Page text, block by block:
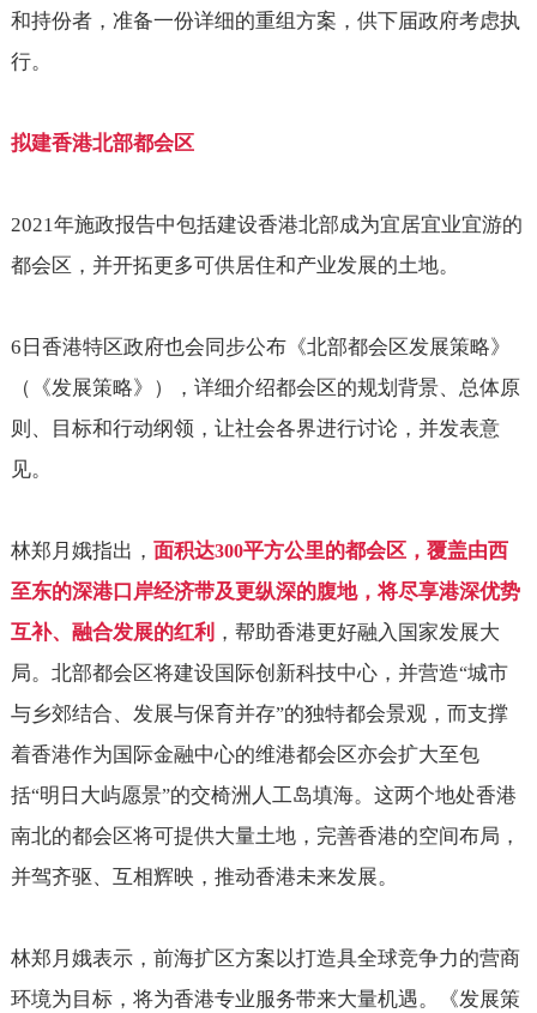
和持份者，准备一份详细的重组方案，供下届政府考虑执
行。
拟建香港北部都会区
2021年施政报告中包括建设香港北部成为宜居宜业宜游的
都会区，并开拓更多可供居住和产业发展的土地。
6 日香港特区政府也会同步公布《北部都会区发展策略》
（《发展策略》），详细介绍都会区的规划背景、总体原
则、目标和行动纲领，让社会各界进行讨论，并发表意
见。
林郑月娥指出， 面积达300平方公里的都会区，覆盖由西
至东的深港口岸经济带及更纵深的腹地，将尽享港深优势
互补、融合发展的红利 ，帮助香港更好融入国家发展大
局。北部都会区将建设国际创新科技中心，并营造“城市
与乡郊结合、发展与保育并存”的独特都会景观，而支撑
着香港作为国际金融中心的维港都会区亦会扩大至包
括“明日大屿愿景”的交椅洲人工岛填海。这两个地处香港
南北的都会区将可提供大量土地，完善香港的空间布局，
并驾齐驱、互相辉映，推动香港未来发展。
林郑月娥表示，前海扩区方案以打造具全球竞争力的营商
环境为目标，将为香港专业服务带来大量机遇。《发展策